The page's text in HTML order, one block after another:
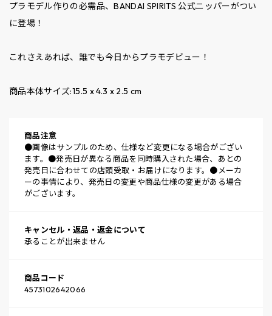
プラモデル作りの必需品、BANDAI SPIRITS 公式ニッパーがつい
に登場！
これさえあれば、誰でも今日からプラモデビュー！
商品本体サイズ:15.5 x 4.3 x 2.5 cm
商品注意
●画像はサンプルのため、仕様など変更になる場合がござい
ます。●発売日が異なる商品を同時購入された場合、あとの
発売日に合わせての店頭受取・お届けになります。●メーカ
ーの事情により、発売日の変更や商品仕様の変更がある場合
がございます。
キャンセル・返品・返金について
承ることが出来ません
商品コード
4573102642066